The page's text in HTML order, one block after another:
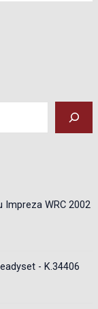
Impreza WRC 2002
- K.34406